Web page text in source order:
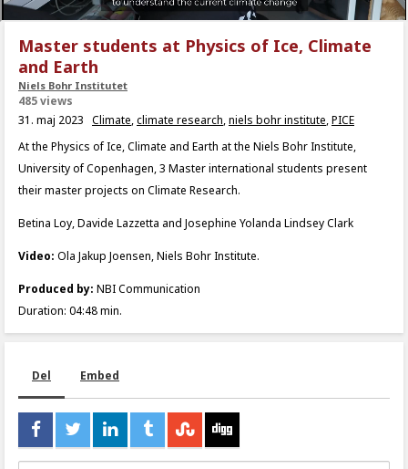
Master students at Physics of Ice, Climate
and Earth
Niels Bohr Institutet
485 views
31. maj 2023 Climate,climate research,niels bohr institute,PICE
At the Physics of Ice, Climate and Earth at the Niels Bohr Institute,
University of Copenhagen, 3 Master international students present
their master projects on Climate Research.
Betina Loy, Davide Lazzetta and Josephine Yolanda Lindsey Clark
Video: Ola Jakup Joensen, Niels Bohr Institute.
Produced by: NBI Communication
Duration: 04:48 min.
Del Embed